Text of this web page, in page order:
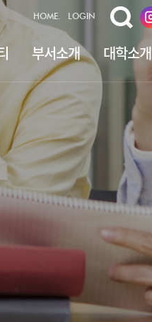
HOME. LOGIN
부서소개 대학소개